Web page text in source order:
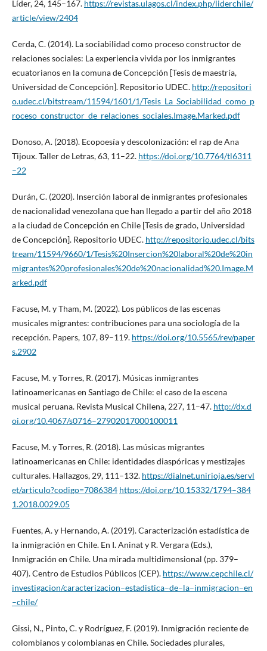
Líder, 24, 145–167. https://revistas.ulagos.cl/index.php/liderchile/
article/view/2404
Cerda, C. (2014). La sociabilidad como proceso constructor de
relaciones sociales: La experiencia vivida por los inmigrantes
ecuatorianos en la comuna de Concepción [Tesis de maestría,
Universidad de Concepción]. Repositorio UDEC. http://repositori
o.udec.cl/bitstream/11594/1601/1/Tesis_La_Sociabilidad_como_p
roceso_constructor_de_relaciones_sociales.Image.Marked.pdf
Donoso, A. (2018). Ecopoesía y descolonización: el rap de Ana
Tijoux. Taller de Letras, 63, 11–22. https://doi.org/10.7764/tl6311
–22
Durán, C. (2020). Inserción laboral de inmigrantes profesionales
de nacionalidad venezolana que han llegado a partir del año 2018
a la ciudad de Concepción en Chile [Tesis de grado, Universidad
de Concepción]. Repositorio UDEC. http://repositorio.udec.cl/bits
tream/11594/9660/1/Tesis%20Insercion%20laboral%20de%20in
migrantes%20profesionales%20de%20nacionalidad%20.Image.M
arked.pdf
Facuse, M. y Tham, M. (2022). Los públicos de las escenas
musicales migrantes: contribuciones para una sociología de la
recepción. Papers, 107, 89–119. https://doi.org/10.5565/rev/paper
s.2902
Facuse, M. y Torres, R. (2017). Músicas inmigrantes
latinoamericanas en Santiago de Chile: el caso de la escena
musical peruana. Revista Musical Chilena, 227, 11–47. http://dx.d
oi.org/10.4067/s0716–27902017000100011
Facuse, M. y Torres, R. (2018). Las músicas migrantes
latinoamericanas en Chile: identidades diaspóricas y mestizajes
culturales. Hallazgos, 29, 111–132. https://dialnet.unirioja.es/servl
et/articulo?codigo=7086384 https://doi.org/10.15332/1794–384
1.2018.0029.05
Fuentes, A. y Hernando, A. (2019). Caracterización estadística de
la inmigración en Chile. En I. Aninat y R. Vergara (Eds.),
Inmigración en Chile. Una mirada multidimensional (pp. 379–
407). Centro de Estudios Públicos (CEP). https://www.cepchile.cl/
investigacion/caracterizacion–estadistica–de–la–inmigracion–en
–chile/
Gissi, N., Pinto, C. y Rodríguez, F. (2019). Inmigración reciente de
colombianos y colombianas en Chile. Sociedades plurales,